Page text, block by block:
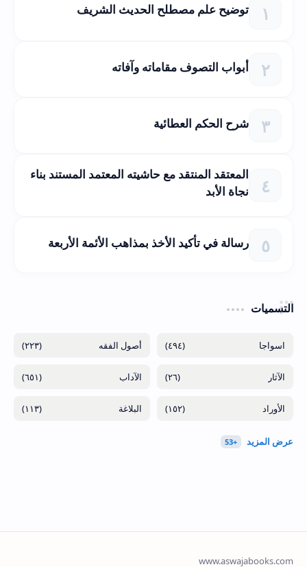
توضيح علم مصطلح الحديث الشريف
أبواب التصوف مقاماته وآفاته
شرح الحكم العطائية
المعتقد المنتقد مع حاشيته المعتمد المستند بناء
نجاة الأبد
رسالة في تأكيد الأخذ بمذاهب الأئمة الأربعة
التسميات
(٤٩٤) (٢٢٣)
(٢٦) (٦٥١)
(١٥٢) (١١٣)